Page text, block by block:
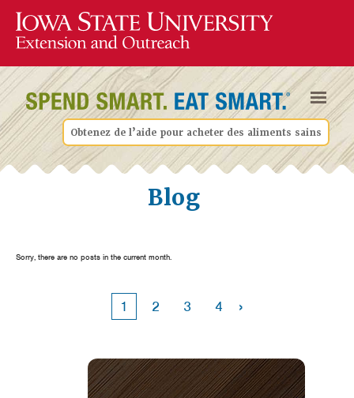
Obtenez de l’aide pour acheter des aliments sains
Blog
Sorry, there are no posts in the current month.
1 2 3 4 ›